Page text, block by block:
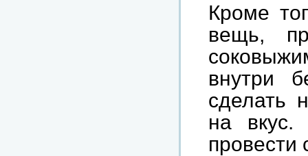
Кроме
вещь,
внутри
сделать
на вкус.